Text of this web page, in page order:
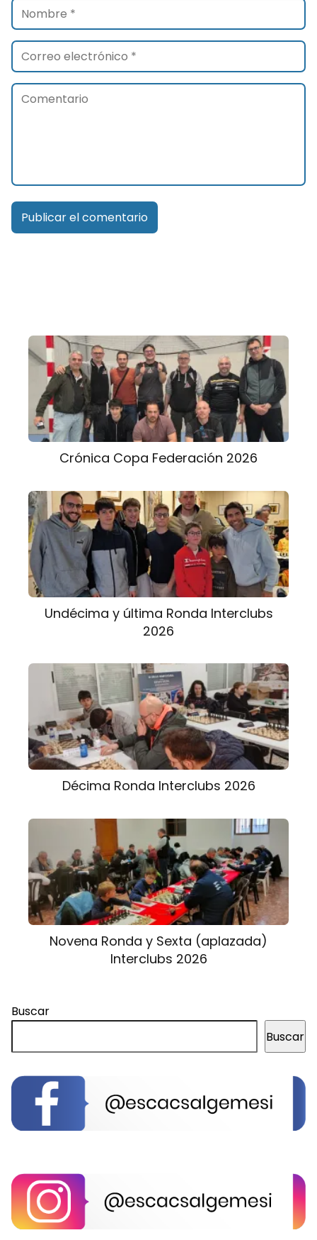
Crónica Copa Federación 2026
Undécima y última Ronda Interclubs
2026
Décima Ronda Interclubs 2026
Novena Ronda y Sexta (aplazada)
Interclubs 2026
Buscar
Buscar